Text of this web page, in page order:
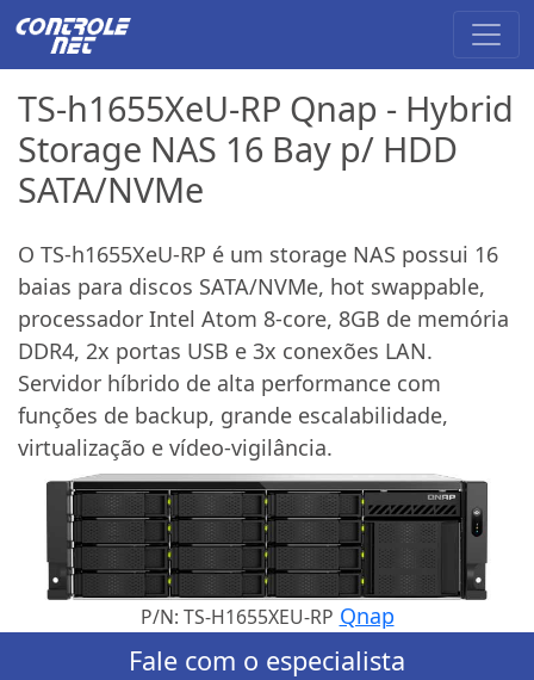
TS-h1655XeU-RP Qnap - Hybrid
Storage NAS 16 Bay p/ HDD
SATA/NVMe
O TS-h1655XeU-RP é um storage NAS possui 16
baias para discos SATA/NVMe, hot swappable,
processador Intel Atom 8-core, 8GB de memória
DDR4, 2x portas USB e 3x conexões LAN.
Servidor híbrido de alta performance com
funções de backup, grande escalabilidade,
virtualização e vídeo-vigilância.
P/N: TS-H1655XEU-RP Qnap
Fale com o especialista